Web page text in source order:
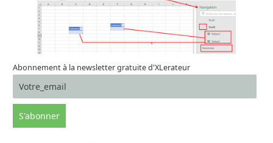
Abonnement à la newsletter gratuite d'XLerateur